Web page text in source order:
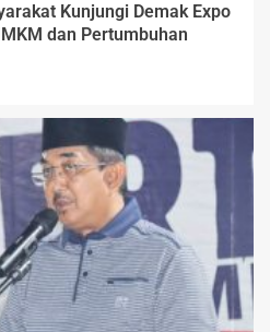
Kunjungi Demak Expo
dan Pertumbuhan